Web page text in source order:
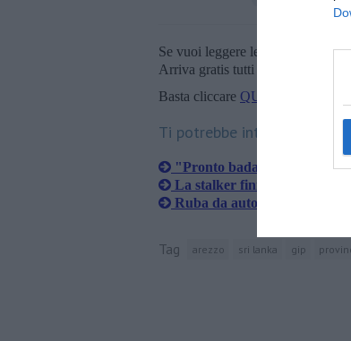
Se vuoi leggere le notizie
Arriva gratis tutti i giorni alle
Basta cliccare QUI
Ti potrebbe interessare
"Pronto badante" ha
La stalker finisce in carcere
Ruba da auto in sosta
Tag arezzo sri lanka gip